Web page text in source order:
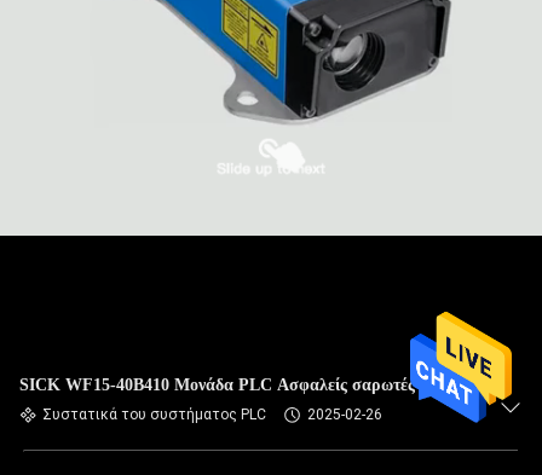
SICK WF15-40B410 Μονάδα PLC Ασφαλείς σαρωτές λέιζερ
Συστατικά του συστήματος PLC 2025-02-26